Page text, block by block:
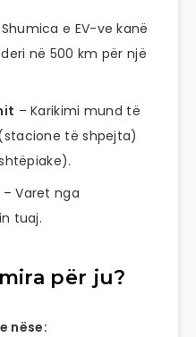
e EV-ve kanë
në 500 km për një
– Karikimi mund të
të shpejta)
– Varet nga
tuaj.
për ju?
nëse: